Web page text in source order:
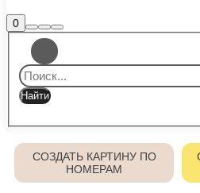
0Боковая
панель
магазина
Найти
Больше
информации
Главное
меню
СОЗДАТЬ КАРТИНУ ПО
НОМЕРАМ